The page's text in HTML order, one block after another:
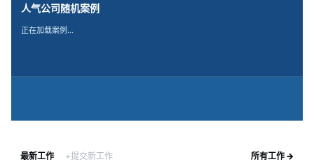
人气公司随机案例
正在加载案例…
最新工作 +提交新工作 所有工作 →